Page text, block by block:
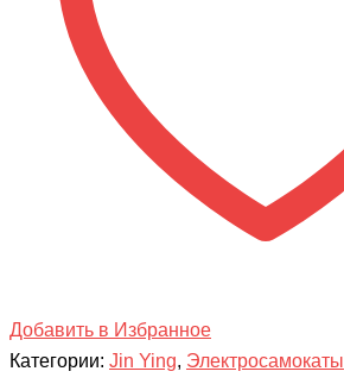
Добавить в Избранное
Категории: Jin Ying, Электросамокаты